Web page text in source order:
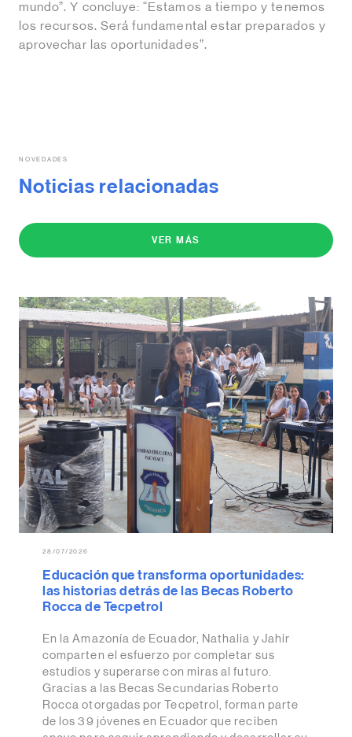
mundo”. Y concluye: “Estamos a tiempo y tenemos
los recursos. Será fundamental estar preparados y
aprovechar las oportunidades”.
NOVEDADES
Noticias relacionadas
VER MÁS
28/07/2026
Educación que transforma oportunidades:
las historias detrás de las Becas Roberto
Rocca de Tecpetrol
En la Amazonía de Ecuador, Nathalia y Jahir
comparten el esfuerzo por completar sus
estudios y superarse con miras al futuro.
Gracias a las Becas Secundarias Roberto
Rocca otorgadas por Tecpetrol, forman parte
de los 39 jóvenes en Ecuador que reciben